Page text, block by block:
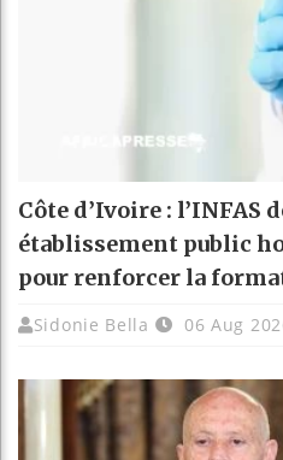
Côte d’Ivoire : l’INFAS
établissement public
pour renforcer la
Sidonie Bella 06 Aug